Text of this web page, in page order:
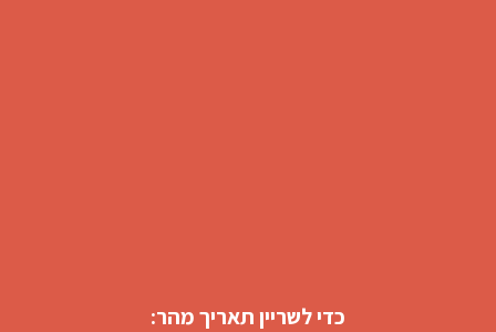
כדי לשריין תאריך מהר: